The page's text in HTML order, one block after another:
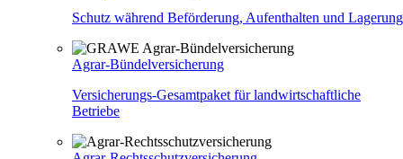
Schutz während Beförderung, Aufenthalten und Lagerung
Agrar-Bündelversicherung
Versicherungs-Gesamtpaket für landwirtschaftliche
Betriebe